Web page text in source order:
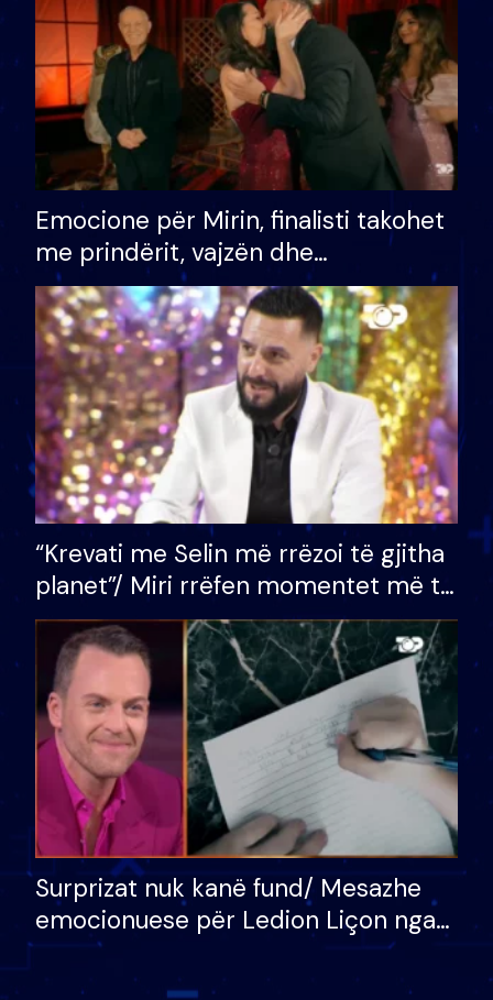
Emocione për Mirin, finalisti takohet
me prindërit, vajzën dhe
bashkëshorten: S’kemi ndonjë letër
divorci apo jo?
“Krevati me Selin më rrëzoi të gjitha
planet”/ Miri rrëfen momentet më të
bukura në shtëpinë e BB VIP: Do më
mungojë zilja e mëngjesit kur…
Surprizat nuk kanë fund/ Mesazhe
emocionuese për Ledion Liçon nga
nëna dhe fëmijët e tij, moderatori
nuk i mban dot lotët: Nuk meritoj…